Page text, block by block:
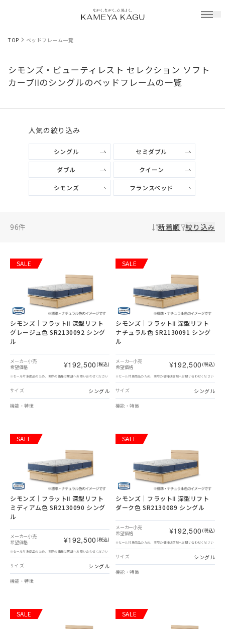
TOP ベッドフレーム一覧
シモンズ・ビューティレスト セレクション ソフト
カーブⅡのシングルのベッドフレームの一覧
人気の絞り込み
シングル セミダブル
ダブル クイーン
シモンズ フランスベッド
96件 新着順 絞り込み
SALE
シモンズ｜フラットⅡ 深型リフト
グレージュ色 SR2130092 シング
ル
メーカー小売
希望価格
¥192,500 (税込)
※セール対象商品のため、実際の価格は店舗へお問い合わせください
サイズ シングル
機能・特徴
SALE
シモンズ｜フラットⅡ 深型リフト
ナチュラル色 SR2130091 シング
ル
メーカー小売
希望価格
¥192,500 (税込)
※セール対象商品のため、実際の価格は店舗へお問い合わせください
サイズ シングル
機能・特徴
SALE
シモンズ｜フラットⅡ 深型リフト
ミディアム色 SR2130090 シング
ル
メーカー小売
希望価格
¥192,500 (税込)
※セール対象商品のため、実際の価格は店舗へお問い合わせください
サイズ シングル
機能・特徴
SALE
シモンズ｜フラットⅡ 深型リフト
ダーク色 SR2130089 シングル
メーカー小売
希望価格
¥192,500 (税込)
※セール対象商品のため、実際の価格は店舗へお問い合わせください
サイズ シングル
機能・特徴
SALE SALE